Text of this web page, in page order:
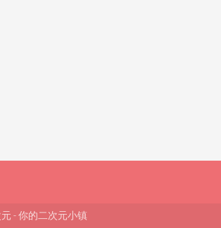
- 你的二次元小镇